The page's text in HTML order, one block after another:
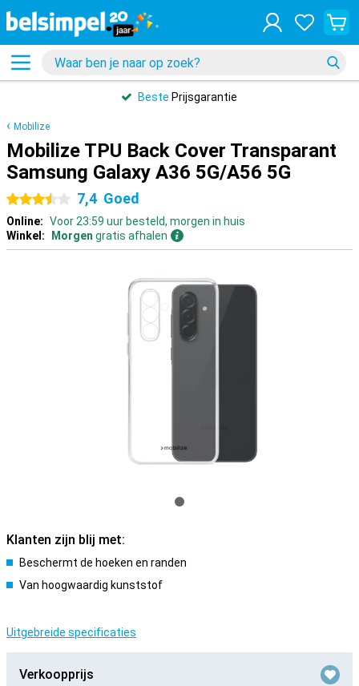
Beste Prijsgarantie
Mobilize
Mobilize TPU Back Cover Transparant
Samsung Galaxy A36 5G/A56 5G
3.5 sterren
7,4 Goed
Online: Voor 23:59 uur besteld, morgen in huis
Winkel:
Morgen gratis afhalen
Klanten zijn blij met:
Beschermt de hoeken en randen
Van hoogwaardig kunststof
Uitgebreide specificaties
Verkoopprijs